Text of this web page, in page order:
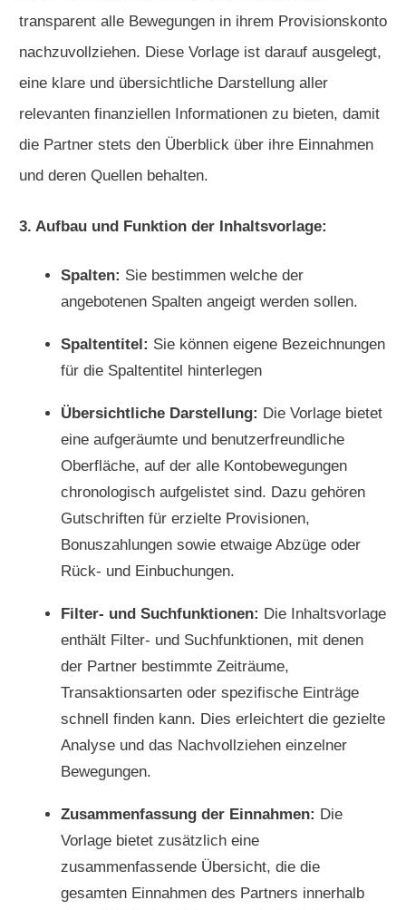
transparent alle Bewegungen in ihrem Provisionskonto
nachzuvollziehen. Diese Vorlage ist darauf ausgelegt,
eine klare und übersichtliche Darstellung aller
relevanten finanziellen Informationen zu bieten, damit
die Partner stets den Überblick über ihre Einnahmen
und deren Quellen behalten.
3. Aufbau und Funktion der Inhaltsvorlage:
Spalten: Sie bestimmen welche der
angebotenen Spalten angeigt werden sollen.
Spaltentitel: Sie können eigene Bezeichnungen
für die Spaltentitel hinterlegen
Übersichtliche Darstellung: Die Vorlage bietet
eine aufgeräumte und benutzerfreundliche
Oberfläche, auf der alle Kontobewegungen
chronologisch aufgelistet sind. Dazu gehören
Gutschriften für erzielte Provisionen,
Bonuszahlungen sowie etwaige Abzüge oder
Rück- und Einbuchungen.
Filter- und Suchfunktionen: Die Inhaltsvorlage
enthält Filter- und Suchfunktionen, mit denen
der Partner bestimmte Zeiträume,
Transaktionsarten oder spezifische Einträge
schnell finden kann. Dies erleichtert die gezielte
Analyse und das Nachvollziehen einzelner
Bewegungen.
Zusammenfassung der Einnahmen: Die
Vorlage bietet zusätzlich eine
zusammenfassende Übersicht, die die
gesamten Einnahmen des Partners innerhalb